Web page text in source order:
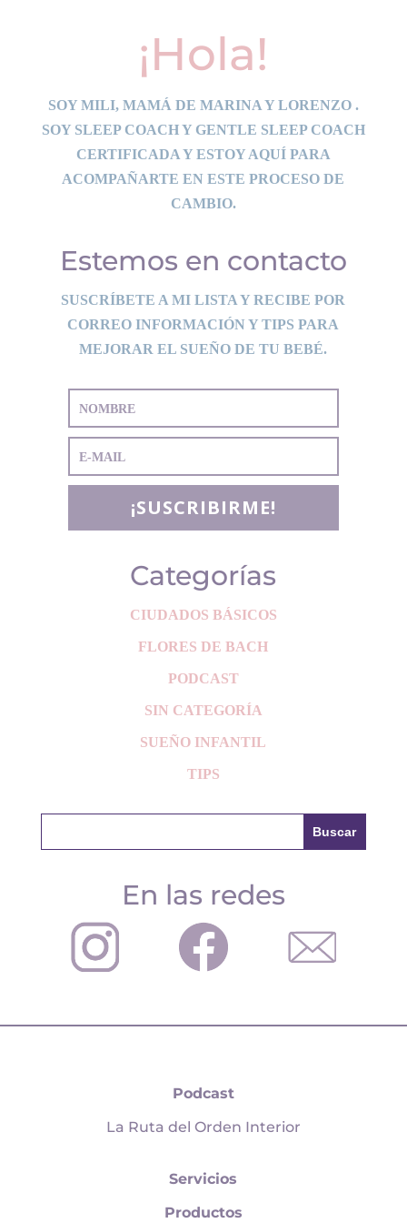
¡Hola!
SOY MILI, MAMÁ DE MARINA Y LORENZO .
SOY SLEEP COACH Y GENTLE SLEEP COACH
CERTIFICADA Y ESTOY AQUÍ PARA
ACOMPAÑARTE EN ESTE PROCESO DE
CAMBIO.
Estemos en contacto
SUSCRÍBETE A MI LISTA Y RECIBE POR
CORREO INFORMACIÓN Y TIPS PARA
MEJORAR EL SUEÑO DE TU BEBÉ.
¡SUSCRIBIRME!
Categorías
CIUDADOS BÁSICOS
FLORES DE BACH
PODCAST
SIN CATEGORÍA
SUEÑO INFANTIL
TIPS
En las redes
Podcast
La Ruta del Orden Interior
Servicios
Productos